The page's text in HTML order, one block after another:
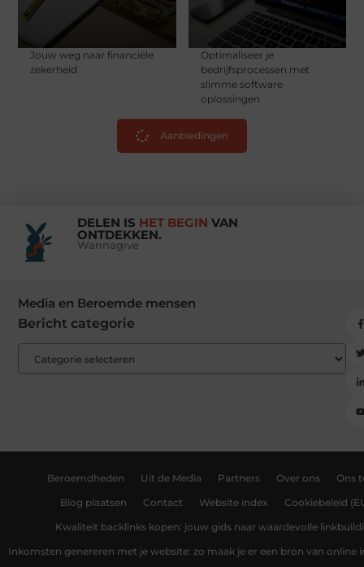
Jouw weg naar financiële
zekerheid
Optimaliseer je
bedrijfsprocessen met
slimme software
oplossingen
Aanbiedingen
DELEN IS HET BEGIN VAN
ONTDEKKEN.
Wannagive
Media en Beroemde mensen
Bericht categorie
Beroemdheden Uit de Media Partners Over ons Ons
Blog plaatsen Contact Website index Cookiebeleid
Kwaliteit backlinks kopen: jouw gids naar waardevolle
Inkomsten genereren met je website: zo maak je er een bron van online